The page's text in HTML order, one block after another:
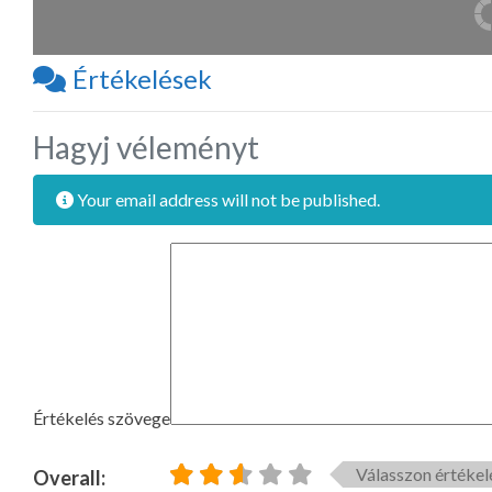
Értékelések
Hagyj véleményt
Your email address will not be published.
Értékelés szövege
Overall: Válasszon